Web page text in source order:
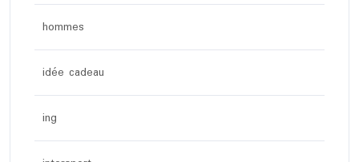
hommes
idée cadeau
ing